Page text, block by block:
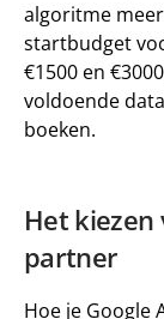
algoritme
€1500 en
voldoende
boeken.
Het kiezen
partner
Hoe je Google